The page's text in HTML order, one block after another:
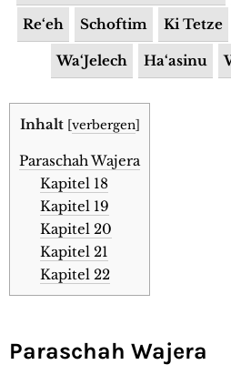
Re‘eh Schoftim Ki Tetze
Wa‘Jelech Ha‘asinu
Inhalt [verbergen]
Paraschah Wajera
Kapitel 18
Kapitel 19
Kapitel 20
Kapitel 21
Kapitel 22
Paraschah Wajera